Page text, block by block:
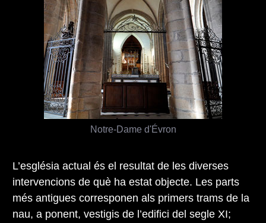
Notre-Dame d'Évron
L’església actual és el resultat de les diverses
intervencions de què ha estat objecte. Les parts
més antigues corresponen als primers trams de la
nau, a ponent, vestigis de l’edifici del segle XI;